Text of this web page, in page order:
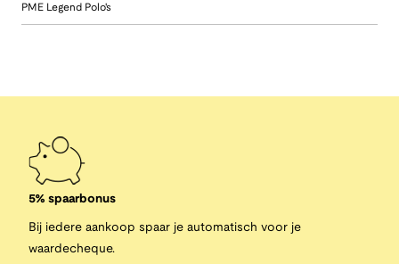
PME Legend Polo's
5% spaarbonus
Bij iedere aankoop spaar je automatisch voor je
waardecheque.